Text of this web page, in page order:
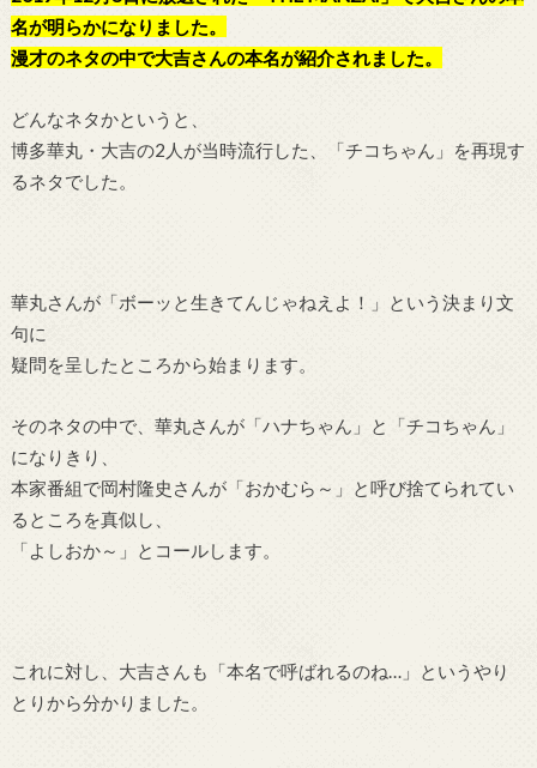
名が明らかになりました。
漫才のネタの中で大吉さんの本名が紹介されました。
どんなネタかというと、
博多華丸・大吉の2人が当時流行した、「チコちゃん」を再現す
るネタでした。
華丸さんが「ボーッと生きてんじゃねえよ！」という決まり文
句に
疑問を呈したところから始まります。
そのネタの中で、華丸さんが「ハナちゃん」と「チコちゃん」
になりきり、
本家番組で岡村隆史さんが「おかむら～」と呼び捨てられてい
るところを真似し、
「よしおか～」とコールします。
これに対し、大吉さんも「本名で呼ばれるのね…」というやり
とりから分かりました。